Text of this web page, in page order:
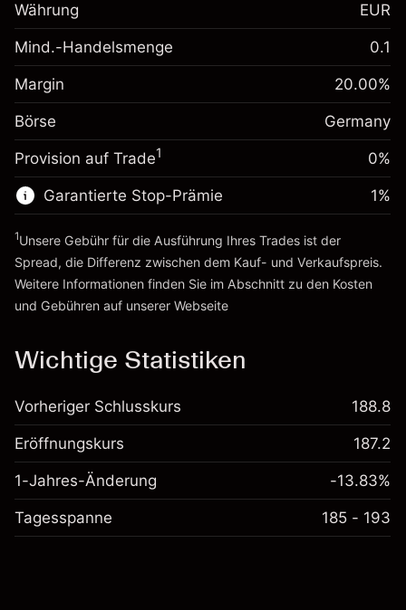
Anpassung der
Übernachtfinanzierung
fremdfinanzierten
(-€0.87)
Positionsgröße mit Hebelwirkung
~€5,000.00
Geld aus Hebelwirkung ~
Margin. Ihre Investition
€1,000.00
Anpassung der
Gebühren aus
fremdfinanzierten
Positionswert
-0.004915
%
(-€0.25)
Positionsgröße mit Hebelwirkung
Geld aus Hebelwirkung ~ €4,000.00
Zur Plattform
Währung EUR
Mind.-Handelsmenge 0.1
Margin 20.00%
Börse Germany
Provision auf Trade1 0%
Garantierte Stop-Prämie 1%
1Unsere Gebühr für die Ausführung Ihres Trades ist der
Spread, die Differenz zwischen dem Kauf- und Verkaufspreis.
Weitere Informationen finden Sie im Abschnitt zu den Kosten
und Gebühren auf unserer Webseite
Wichtige Statistiken
Vorheriger Schlusskurs 188.8
Eröffnungskurs 187.2
1-Jahres-Änderung -13.83%
Tagesspanne 185 - 193